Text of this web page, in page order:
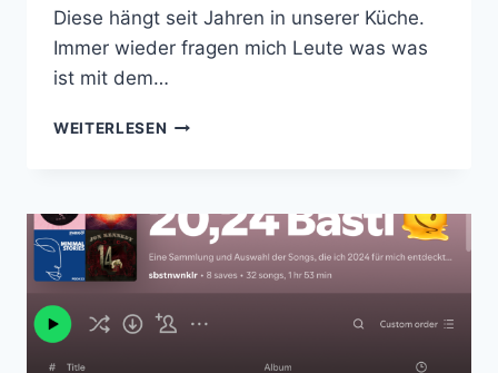
Diese hängt seit Jahren in unserer Küche.
Immer wieder fragen mich Leute was was
ist mit dem…
WEITERLESEN DIE
ERLIN K
REUZBERG